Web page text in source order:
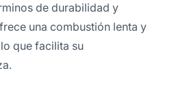
de durabilidad y
una combustión lenta y
que facilita su